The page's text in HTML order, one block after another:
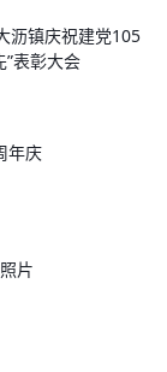
沥镇庆祝建党105
”表彰大会
周年庆
片